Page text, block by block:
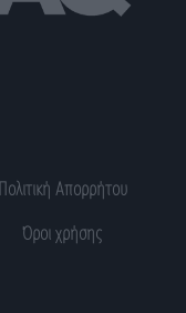
Πολιτική Απορρήτου
Όροι χρήσης